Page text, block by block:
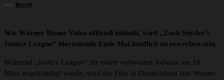
von Bernd
Wie Warner Home Video offiziell mitteilt, wird „Zack Snyder’s
Justice League“ hierzulande Ende Mai käuflich zu erwerben sein.
Während „Justice League“ für einen weltweiten Release am 18.
März angekündigt wurde, wird der Film in Deutschland laut Warner